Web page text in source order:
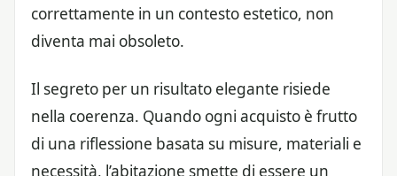
correttamente in un contesto estetico, non
diventa mai obsoleto.
Il segreto per un risultato elegante risiede
nella coerenza. Quando ogni acquisto è frutto
di una riflessione basata su misure, materiali e
necessità, l’abitazione smette di essere un